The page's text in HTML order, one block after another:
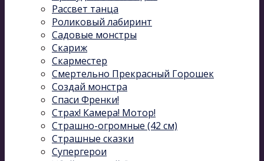
Рассвет танца
Роликовый лабиринт
Садовые монстры
Скариж
Скарместер
Смертельно Прекрасный Горошек
Создай монстра
Спаси Френки!
Страх! Камера! Мотор!
Страшно-огромные (42 см)
Страшные сказки
Супергерои